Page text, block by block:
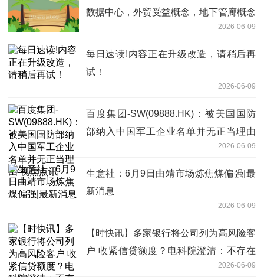
数据中心，外贸受益概念，地下管廊概念
2026-06-09
每日速读!内容正在升级改造，请稍后再
试！
2026-06-09
百度集团-SW(09888.HK)：被美国国防
部纳入中国军工企业名单并无正当理由
2026-06-09
生意社：6月9日曲靖市场炼焦煤偏强|最
新消息
2026-06-09
【时快讯】多家银行将公司列为高风险客
户 收紧信贷额度？电科院澄清：不存在
2026-06-09